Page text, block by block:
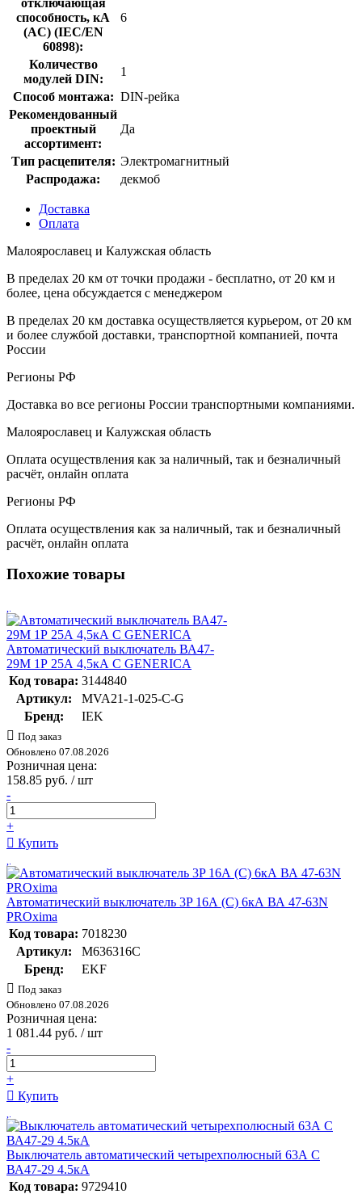
способность, кA
(AC) (IEC/EN
60898):
6
Количество
модулей DIN:
1
Способ монтажа: DIN-рейка
Рекомендованный
проектный
ассортимент:
Да
Тип расцепителя: Электромагнитный
Распродажа:
декмоб
Доставка
Оплата
Малоярославец и Калужская область
В пределах 20 км от точки продажи - бесплатно, от 20 км и
более, цена обсуждается с менеджером
В пределах 20 км доставка осуществляется курьером, от 20 км
и более службой доставки, транспортной компанией, почта
России
Регионы РФ
Доставка во все регионы России транспортными компаниями.
Малоярославец и Калужская область
Оплата осуществления как за наличный, так и безналичный
расчёт, онлайн оплата
Регионы РФ
Оплата осуществления как за наличный, так и безналичный
расчёт, онлайн оплата
Похожие товары
Автоматический выключатель ВА47-
29М 1P 25А 4,5кА C GENERICA
Код товара: 3144840
Артикул:
MVA21-1-025-C-G
Бренд:
IEK
Под заказ
Обновлено 07.08.2026
Розничная цена:
158.85 руб. / шт
-
+
Купить
Автоматический выключатель 3P 16А (C) 6кА ВА 47-63N
PROxima
Код товара: 7018230
Артикул:
M636316C
Бренд:
EKF
Под заказ
Обновлено 07.08.2026
Розничная цена:
1 081.44 руб. / шт
-
+
Купить
Выключатель автоматический четырехполюсный 63А С
ВА47-29 4.5кА
Код товара: 9729410